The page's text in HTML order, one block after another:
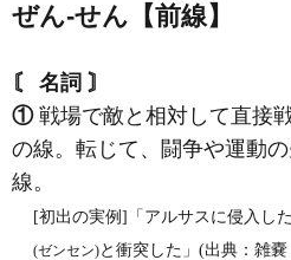
ぜん‐せん【前線】
〘 名詞 〙
①戦場で敵と相対して直接
の線。転じて、闘争や運動
線。
[初出の実例]「アルサスに侵入し
(ゼンセン)と衝突した」(出典：雑嚢